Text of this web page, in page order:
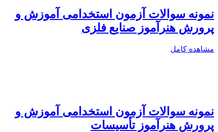
نمونه سوالات آزمون استخدامی آموزش و
پرورش هنرآموز صنایع فلزی
مشاهده کامل
نمونه سوالات آزمون استخدامی آموزش و
پرورش هنرآموز تأسیسات